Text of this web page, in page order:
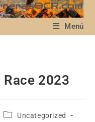
Menú
2023
Uncategorized